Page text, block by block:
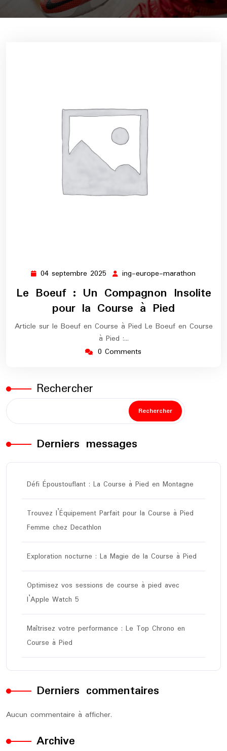
04 septembre 2025 04
septembre
2025
ing-europe-marathon
europe-
Le Boeuf : Un Compagnon Insolite
pour la Course à Pied
Article sur le Boeuf en Course à Pied Le Boeuf en Course
à Pied :…
0 Comments
Rechercher
Rechercher
Derniers messages
Défi Époustouflant : La Course à Pied en Montagne
Trouvez l’Équipement Parfait pour la Course à Pied
Femme chez Decathlon
Exploration nocturne : La Magie de la Course à Pied
Optimisez vos sessions de course à pied avec
l’Apple Watch 5
Maîtrisez votre performance : Le Top Chrono en
Course à Pied
Derniers commentaires
Aucun commentaire à afficher.
Archive